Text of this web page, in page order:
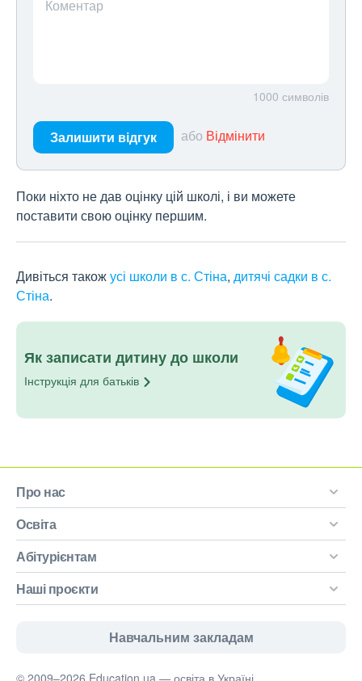
Коментар
1000 символів
Залишити відгук або Відмінити
Поки ніхто не дав оцінку цій школі, і ви можете
поставити свою оцінку першим.
Дивіться такожусі школи в с. Стіна, дитячі садки в с.
Стіна.
Як записати дитину до школи
Інструкція для батьків
Про нас
Освіта
Абітурієнтам
Наші проєкти
Навчальним закладам